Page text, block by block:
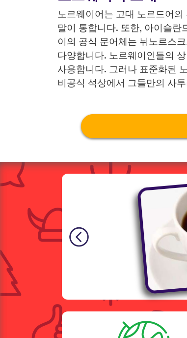
노르웨이어는 고대 노르드어
말이 통합니다. 또한, 아이슬란
이의 공식 문어체는 뉘노르스
다양합니다. 노르웨이인들의
사용합니다. 그러나 표준화된
비공식 석상에서 그들만의 사